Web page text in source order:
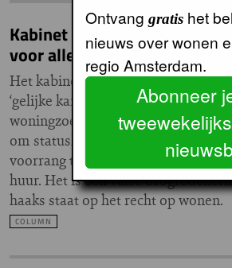
Kabinet wil helemaal geen
voor alle woningzoekenden’
Het kabinet beroept zich op
‘gelijke kansen voor alle
woningzoekenden’ bij de keuze
om statushouders geen
voorrang te geven op sociale
huur. Het is een valse
haaks staat op het recht op wonen.
COLUMN
Ontvang gratishet
nieuws over wonen
regio Amsterdam.
Abonneer